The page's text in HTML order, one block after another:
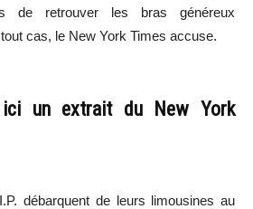
de retrouver les bras généreux
cas, le New York Times accuse.
ici un extrait du New York
débarquent de leurs limousines au